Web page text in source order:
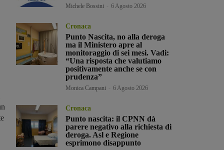
Michele Bossini 6 Agosto 2026
Cronaca
Punto Nascita, no alla deroga
ma il Ministero apre al
monitoraggio di sei mesi. Vadi:
“Una risposta che valutiamo
positivamente anche se con
prudenza”
Monica Campani 6 Agosto 2026
Cronaca
Punto nascita: il CPNN dà
parere negativo alla richiesta di
deroga. Asl e Regione
esprimono disappunto